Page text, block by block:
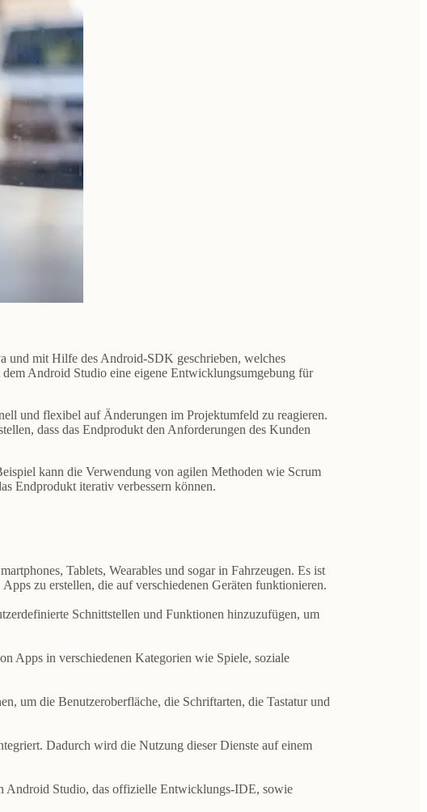
und mit Hilfe des Android-SDK geschrieben, welches
Android Studio eine eigene Entwicklungsumgebung für
und flexibel auf Änderungen im Projektumfeld zu reagieren.
dass das Endprodukt den Anforderungen des Kunden
kann die Verwendung von agilen Methoden wie Scrum
Endprodukt iterativ verbessern können.
Tablets, Wearables und sogar in Fahrzeugen. Es ist
zu erstellen, die auf verschiedenen Geräten funktionieren.
Schnittstellen und Funktionen hinzuzufügen, um
Apps in verschiedenen Kategorien wie Spiele, soziale
um die Benutzeroberfläche, die Schriftarten, die Tastatur und
Dadurch wird die Nutzung dieser Dienste auf einem
Android Studio, das offizielle Entwicklungs-IDE, sowie